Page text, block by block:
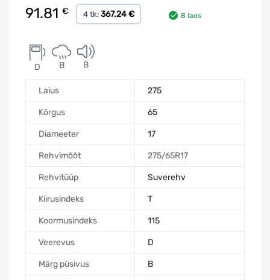
91.81 € 4 tk: 367.24 € 8 laos
D B B
Laius 275
Kõrgus 65
Diameeter 17
Rehvimõõt 275/65R17
Rehvitüüp Suverehv
Kiirusindeks T
Koormusindeks 115
Veerevus D
Märg püsivus B